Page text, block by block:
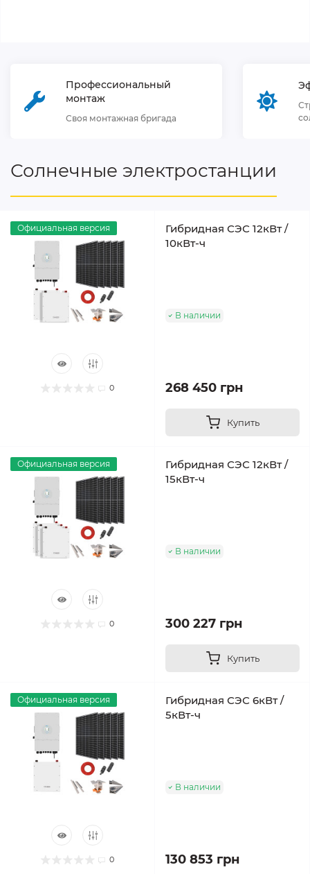
Профессиональный
монтаж
Своя монтажная бригада
Солнечные электростанции
Официальная версия
0
Гибридная СЭС 12кВт /
10кВт-ч
В наличии
268 450 грн
Купить
Официальная версия
0
Гибридная СЭС 12кВт /
15кВт-ч
В наличии
300 227 грн
Купить
Официальная версия
0
Гибридная СЭС 6кВт /
5кВт-ч
В наличии
130 853 грн